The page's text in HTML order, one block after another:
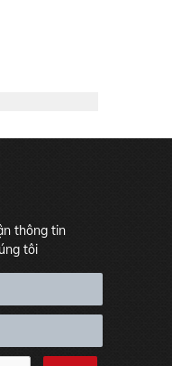
thông tin
tôi